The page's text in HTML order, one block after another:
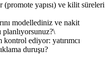
(promote yapısı) ve kilit süreleri
modellediniz ve nakit
planlıyorsunuz?\
kontrol ediyor: yatırımcı
duruşu?